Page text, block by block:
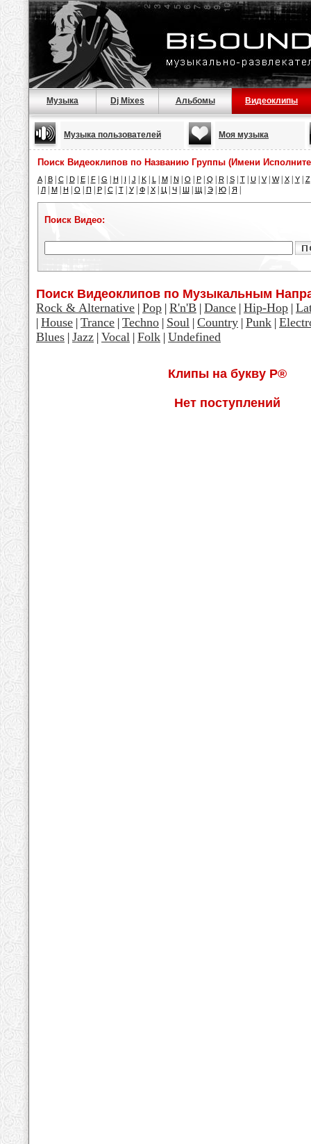
Музыка Dj Mixes Альбомы Видеоклипы
Музыка пользователей Моя музыка
Поиск Видеоклипов по Названию Группы (Имени
A| B| C| D| E| F| G H I J K| L | M| N O P| Q R| S| T| U| V| W| X| Y| Z
Л| М| Н О П Р| С| Т| У| Ф| Х| Ц| Ч| Ш| Щ| Э| Ю| Я
Поиск Видео:
Поиск Видеоклипов по Музыкальным
Rock & Alternative | Pop | R'n'B | Dance | Hip-Hop |
| House | Trance | Techno | Soul | Country | Punk |
Blues | Jazz | Vocal | Folk | Undefined
Клипы на букву Р®
Нет поступлений